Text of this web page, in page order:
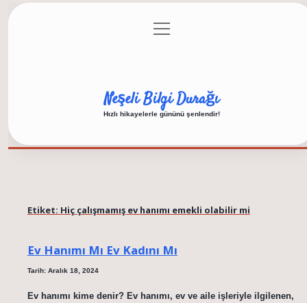
Gizlilik Politikası
menüyü
aç
Neşeli Bilgi Durağı
Hızlı hikayelerle gününü şenlendir!
Etiket: Hiç çalışmamış ev hanımı emekli olabilir mi
Ev Hanımı Mı Ev Kadını Mı
Tarih: Aralık 18, 2024
Ev hanımı kime denir? Ev hanımı, ev ve aile işleriyle ilgilenen,